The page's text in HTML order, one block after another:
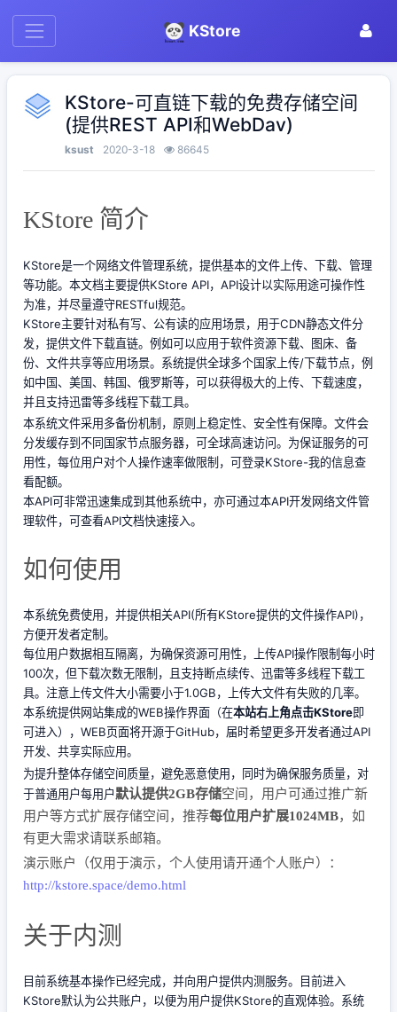
KStore
KStore-可直链下载的免费存储空间
(提供REST API和WebDav)
ksust 2020-3-18 86645
KStore 简介
KStore是一个网络文件管理系统，提供基本的文件上传、下载、管理
等功能。本文档主要提供KStore API，API设计以实际用途可操作性
为准，并尽量遵守RESTful规范。
KStore主要针对私有写、公有读的应用场景，用于CDN静态文件分
发，提供文件下载直链。例如可以应用于软件资源下载、图床、备
份、文件共享等应用场景。系统提供全球多个国家上传/下载节点，例
如中国、美国、韩国、俄罗斯等，可以获得极大的上传、下载速度，
并且支持迅雷等多线程下载工具。
本系统文件采用多备份机制，原则上稳定性、安全性有保障。文件会
分发缓存到不同国家节点服务器，可全球高速访问。为保证服务的可
用性，每位用户对个人操作速率做限制，可登录KStore-我的信息查
看配额。
本API可非常迅速集成到其他系统中，亦可通过本API开发网络文件管
理软件，可查看API文档快速接入。
如何使用
本系统免费使用，并提供相关API(所有KStore提供的文件操作API)，
方便开发者定制。
每位用户数据相互隔离，为确保资源可用性，上传API操作限制每小时
100次，但下载次数无限制，且支持断点续传、迅雷等多线程下载工
具。注意上传文件大小需要小于1.0GB，上传大文件有失败的几率。
本系统提供网站集成的WEB操作界面（在本站右上角点击KStore即
可进入），WEB页面将开源于GitHub，届时希望更多开发者通过API
开发、共享实际应用。
为提升整体存储空间质量，避免恶意使用，同时为确保服务质量，对
于普通用户每用户默认提供2GB存储空间，用户可通过推广新
用户等方式扩展存储空间，推荐每位用户扩展1024MB，如
有更大需求请联系邮箱。
演示账户（仅用于演示，个人使用请开通个人账户）：
http://kstore.space/demo.html
关于内测
目前系统基本操作已经完成，并向用户提供内测服务。目前进入
KStore默认为公共账户，以便为用户提供KStore的直观体验。系统